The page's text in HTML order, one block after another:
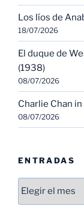
Los líos de
18/07/2026
El duque de
(1938)
08/07/2026
Charlie Chan
08/07/2026
ENTRADAS
Entradas